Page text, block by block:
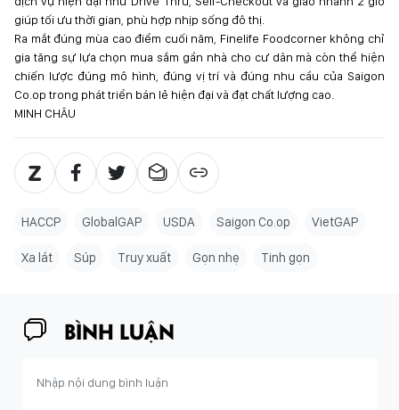
giúp tối ưu thời gian, phù hợp nhịp sống đô thị.
Ra mắt đúng mùa cao điểm cuối năm, Finelife Foodcorner không chỉ
gia tăng sự lựa chọn mua sắm gần nhà cho cư dân mà còn thể hiện
chiến lược đúng mô hình, đúng vị trí và đúng nhu cầu của Saigon
Co.op trong phát triển bán lẻ hiện đại và đạt chất lượng cao.
MINH CHÂU
HACCP GlobalGAP USDA Saigon Co.op VietGAP
Xa lát Súp Truy xuất Gọn nhẹ Tinh gọn
BÌNH LUẬN